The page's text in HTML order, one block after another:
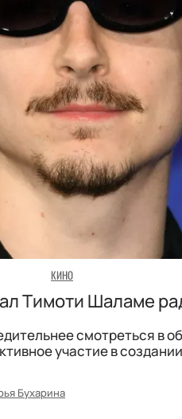
КИНО
Тимоти Шаламе
смотреться в
участие в
Бухарина